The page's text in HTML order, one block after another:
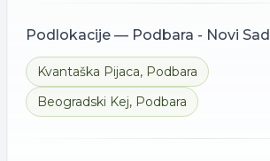
Podlokacije — Podbara - Novi Sad
Kvantaška Pijaca, Podbara
Beogradski Kej, Podbara